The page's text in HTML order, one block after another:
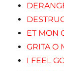
ET MON
GRITA O
I FEEL